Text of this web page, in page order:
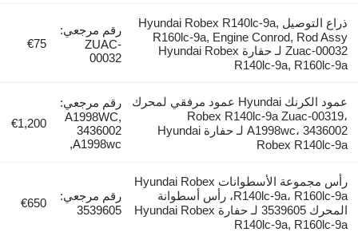
ذراع التوصيل Hyundai Robex R140lc-9a,
R160lc-9a, Engine Conrod, Rod Assy
Zuac-00032 لـ حفارة Hyundai Robex
R140lc-9a, R160lc-9a
رقم مرجعي:
ZUAC-
00032
€75
عمود الكرنك Hyundai عمود مرفقي لمحرك
Robex R140lc-9a Zuac-00319،
A1998wc، 3436002 لـ حفارة Hyundai
Robex R140lc-9a
رقم مرجعي:
A1998WC,
3436002
A1998wc,
€1,200
رأس مجموعة الأسطوانات Hyundai Robex
R140lc-9a، R160lc-9a، رأس أسطوانة
المحرك 3539605 لـ حفارة Hyundai Robex
R140lc-9a, R160lc-9a
رقم مرجعي:
3539605
€650